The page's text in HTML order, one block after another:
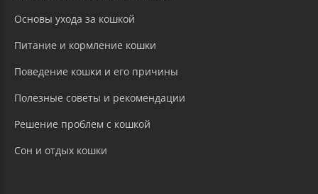
Основы ухода за кошкой
Питание и кормление кошки
Поведение кошки и его причины
Полезные советы и рекомендации
Решение проблем с кошкой
Сон и отдых кошки